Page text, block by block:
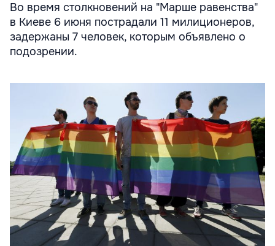
Во время столкновений на "Марше равенства"
в Киеве 6 июня пострадали 11 милиционеров,
задержаны 7 человек, которым объявлено о
подозрении.